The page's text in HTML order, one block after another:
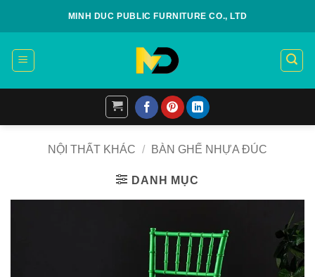
MINH DUC PUBLIC FURNITURE CO., LTD
NỘI THẤT KHÁC / BÀN GHẾ NHỰA ĐÚC
DANH MỤC